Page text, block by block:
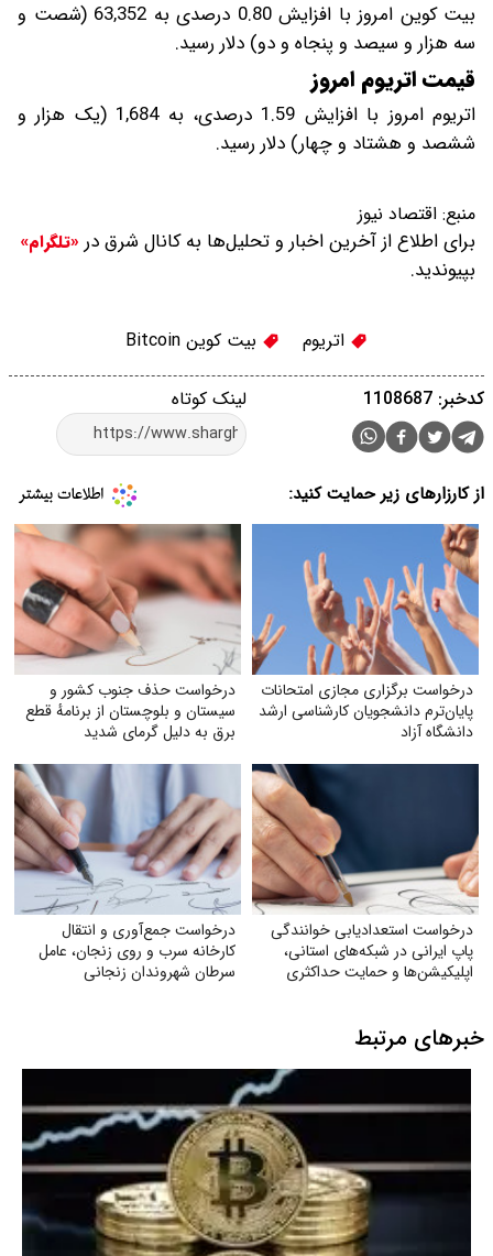
بیت کوین امروز با افزایش 0.80 درصدی به 63,352 (شصت و
سه هزار و سیصد و پنجاه و دو) دلار رسید.
قیمت اتریوم امروز
اتریوم امروز با افزایش 1.59 درصدی، به 1,684 (یک هزار و
ششصد و هشتاد و چهار) دلار رسید.
منبع: اقتصاد نیوز
برای اطلاع از آخرین اخبار و تحلیل‌ها به کانال شرق در «تلگرام»
بپیوندید.
اتریوم بیت کوین Bitcoin
لینک کوتاه کدخبر: 1108687
از کارزارهای زیر حمایت کنید:
درخواست برگزاری مجازی امتحانات
پایان‌ترم دانشجویان کارشناسی ارشد
دانشگاه آزاد
درخواست حذف جنوب کشور و
سیستان و بلوچستان از برنامهٔ قطع
برق به دلیل گرمای شدید
درخواست استعدادیابی خوانندگی
پاپ ایرانی در شبکه‌های استانی،
اپلیکیشن‌ها و حمایت حداکثری
درخواست جمع‌آوری و انتقال
کارخانه سرب و روی زنجان، عامل
سرطان شهروندان زنجانی
خبرهای مرتبط